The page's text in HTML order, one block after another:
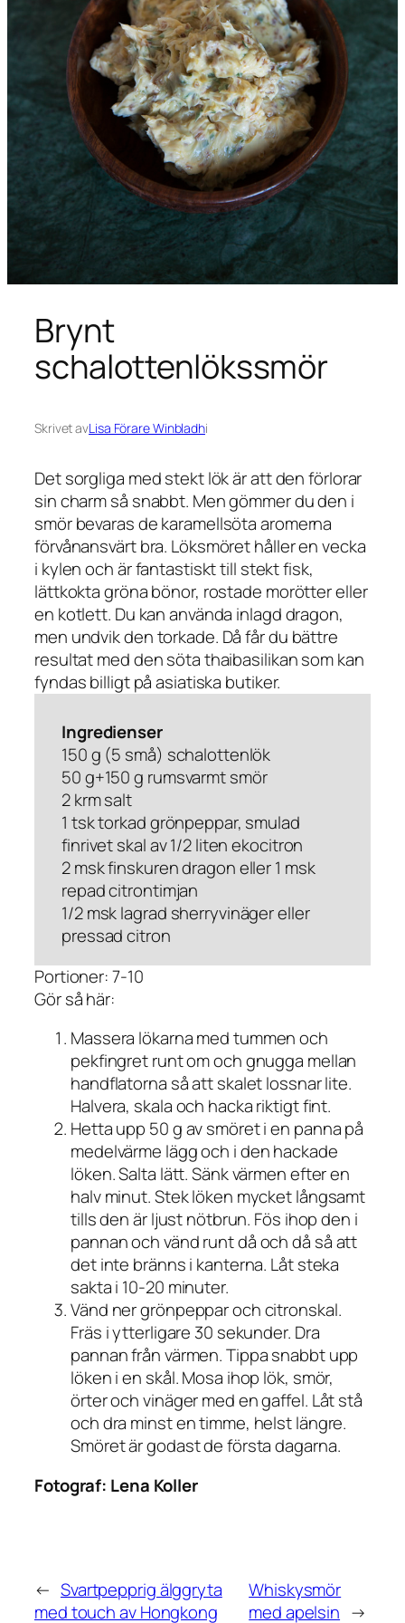
Brynt
schalottenlökssmör
Skrivet avLisa Förare Winbladhi
Det sorgliga med stekt lök är att den förlorar
sin charm så snabbt. Men gömmer du den i
smör bevaras de karamellsöta aromerna
förvånansvärt bra. Löksmöret håller en vecka
i kylen och är fantastiskt till stekt fisk,
lättkokta gröna bönor, rostade morötter eller
en kotlett. Du kan använda inlagd dragon,
men undvik den torkade. Då får du bättre
resultat med den söta thaibasilikan som kan
fyndas billigt på asiatiska butiker.
Ingredienser
150 g (5 små) schalottenlök
50 g+150 g rumsvarmt smör
2 krm salt
1 tsk torkad grönpeppar, smulad
finrivet skal av 1/2 liten ekocitron
2 msk finskuren dragon eller 1 msk
repad citrontimjan
1/2 msk lagrad sherryvinäger eller
pressad citron
Portioner: 7-10
Gör så här:
Massera lökarna med tummen och
pekfingret runt om och gnugga mellan
handflatorna så att skalet lossnar lite.
Halvera, skala och hacka riktigt fint.
Hetta upp 50 g av smöret i en panna på
medelvärme lägg och i den hackade
löken. Salta lätt. Sänk värmen efter en
halv minut. Stek löken mycket långsamt
tills den är ljust nötbrun. Fös ihop den i
pannan och vänd runt då och då så att
det inte bränns i kanterna. Låt steka
sakta i 10-20 minuter.
Vänd ner grönpeppar och citronskal.
Fräs i ytterligare 30 sekunder. Dra
pannan från värmen. Tippa snabbt upp
löken i en skål. Mosa ihop lök, smör,
örter och vinäger med en gaffel. Låt stå
och dra minst en timme, helst längre.
Smöret är godast de första dagarna.
Fotograf: Lena Koller
← Svartpepprig älggryta
med touch av Hongkong
Whiskysmör
med apelsin →